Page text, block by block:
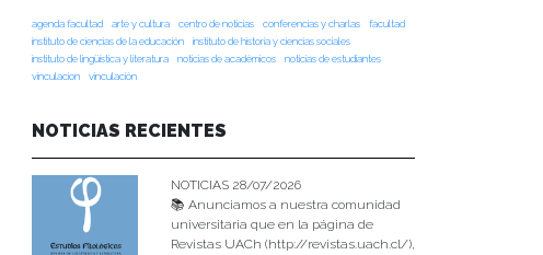
agenda facultad arte y cultura centro de noticias conferencias y charlas
facultad
instituto de ciencias de la educación
instituto de historia y ciencias sociales
instituto de lingüística y literatura
noticias de académicos
noticias de estudiantes
vinculacion
vinculación
NOTICIAS RECIENTES
NOTICIAS 28/07/2026
📚 Anunciamos a nuestra comunidad
universitaria que en la página de
Revistas UACh (http://revistas.uach.cl/),